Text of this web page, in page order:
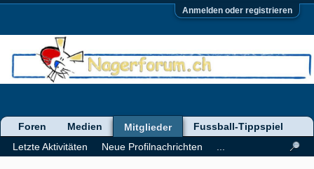
Anmelden oder registrieren
Foren Medien
Mitglieder
Letzte Aktivitäten
Neue Profilnachrichten
Fussball-Tippspiel